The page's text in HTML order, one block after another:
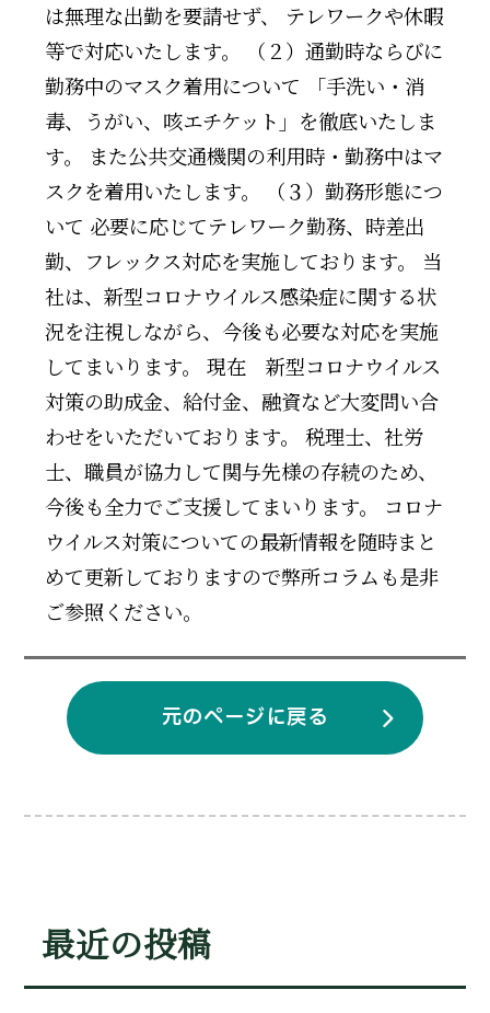
は無理な出勤を要請せず、 テレワークや休暇
等で対応いたします。 （２）通勤時ならびに
勤務中のマスク着用について 「手洗い・消
毒、うがい、咳エチケット」を徹底いたしま
す。 また公共交通機関の利用時・勤務中はマ
スクを着用いたします。 （３）勤務形態につ
いて 必要に応じてテレワーク勤務、時差出
勤、フレックス対応を実施しております。 当
社は、新型コロナウイルス感染症に関する状
況を注視しながら、今後も必要な対応を実施
してまいります。 現在 新型コロナウイルス
対策の助成金、給付金、融資など大変問い合
わせをいただいております。 税理士、社労
士、職員が協力して関与先様の存続のため、
今後も全力でご支援してまいります。 コロナ
ウイルス対策についての最新情報を随時まと
めて更新しておりますので弊所コラムも是非
ご参照ください。
元のページに戻る
最近の投稿